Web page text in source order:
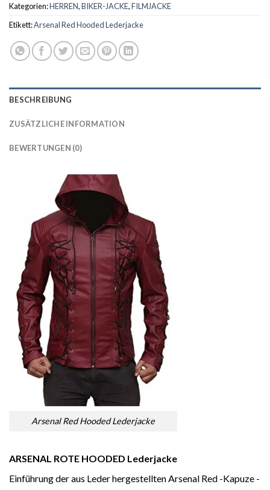
Kategorien:HERREN,BIKER-JACKE,FILMJACKE
Etikett:Arsenal Red Hooded Lederjacke
BESCHREIBUNG
ZUSÄTZLICHE INFORMATION
BEWERTUNGEN (0)
Arsenal Red Hooded Lederjacke
ARSENAL ROTE HOODED Lederjacke
Einführung der aus Leder hergestellten Arsenal Red -Kapuze -